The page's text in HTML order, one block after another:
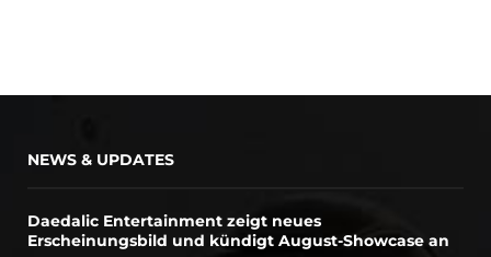
NEWS & UPDATES
Daedalic Entertainment zeigt neues
Erscheinungsbild und kündigt August-Showcase an